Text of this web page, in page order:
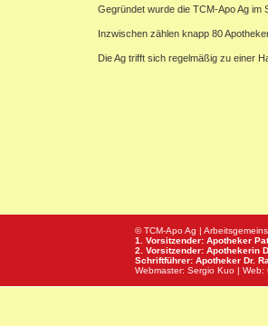
Gegründet wurde die TCM-Apo Ag im
Inzwischen zählen knapp 80
Die Ag trifft sich regelmäßig zu einer
© TCM-Apo Ag |
1. Vorsitzender: Apotheker
2. Vorsitzender: Apothekerin
Schriftführer: Apotheker Dr.
Webmaster: Sergio Kuo | Web: